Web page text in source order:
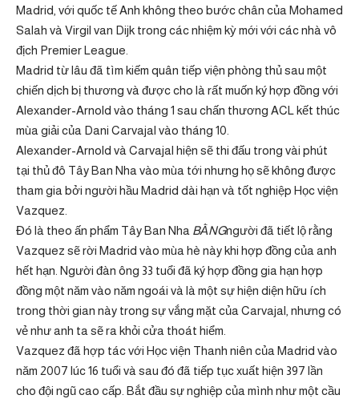
Madrid, với quốc tế Anh không theo bước chân của Mohamed
Salah và Virgil van Dijk trong các nhiệm kỳ mới với các nhà vô
địch Premier League.
Madrid từ lâu đã tìm kiếm quân tiếp viện phòng thủ sau một
chiến dịch bị thương và được cho là rất muốn ký hợp đồng với
Alexander-Arnold vào tháng 1 sau chấn thương ACL kết thúc
mùa giải của Dani Carvajal vào tháng 10.
Alexander-Arnold và Carvajal hiện sẽ thi đấu trong vài phút
tại thủ đô Tây Ban Nha vào mùa tới nhưng họ sẽ không được
tham gia bởi người hầu Madrid dài hạn và tốt nghiệp Học viện
Vazquez.
Đó là theo ấn phẩm Tây Ban Nha BẰNGngười đã tiết lộ rằng
Vazquez sẽ rời Madrid vào mùa hè này khi hợp đồng của anh
hết hạn. Người đàn ông 33 tuổi đã ký hợp đồng gia hạn hợp
đồng một năm vào năm ngoái và là một sự hiện diện hữu ích
trong thời gian này trong sự vắng mặt của Carvajal, nhưng có
vẻ như anh ta sẽ ra khỏi cửa thoát hiểm.
Vazquez đã hợp tác với Học viện Thanh niên của Madrid vào
năm 2007 lúc 16 tuổi và sau đó đã tiếp tục xuất hiện 397 lần
cho đội ngũ cao cấp. Bắt đầu sự nghiệp của mình như một cầu